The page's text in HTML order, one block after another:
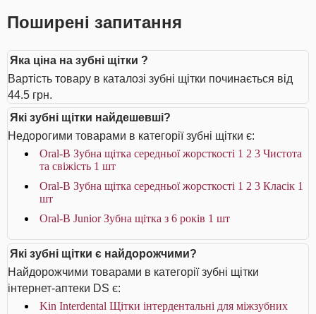
Поширені запитання
Яка ціна на зубні щітки ?
Вартість товару в каталозі зубні щітки починається від
44.5 грн.
Які зубні щітки найдешевші?
Недорогими товарами в категорії зубні щітки є:
Oral-B Зубна щітка середньої жорсткості 1 2 3 Чистота
та свіжість 1 шт
Oral-B Зубна щітка середньої жорсткості 1 2 3 Класік 1
шт
Oral-B Junior Зубна щітка з 6 років 1 шт
Які зубні щітки є найдорожчими?
Найдорожчими товарами в категорії зубні щітки
інтернет-аптеки DS є:
Kin Interdental Щітки інтердентальні для міжзубних